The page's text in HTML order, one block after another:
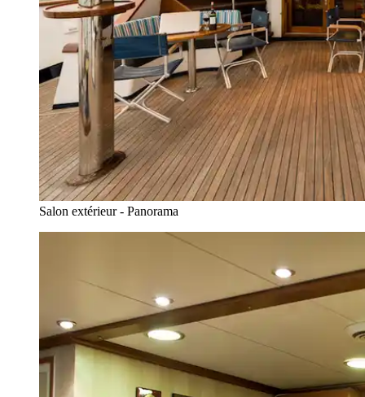
Salon extérieur - Panorama